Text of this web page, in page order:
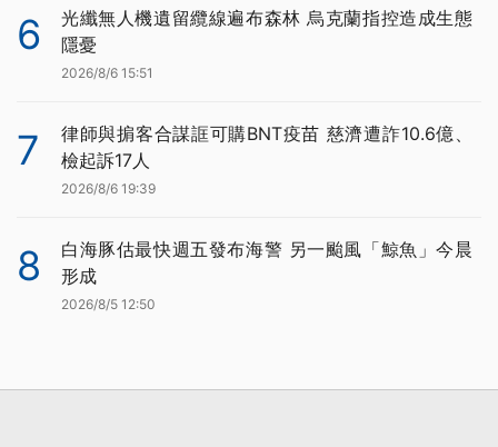
6
光纖無人機遺留纜線遍布森林 烏克蘭指控造成生態
隱憂
2026/8/6 15:51
7
律師與掮客合謀誆可購BNT疫苗 慈濟遭詐10.6億、
檢起訴17人
2026/8/6 19:39
8
白海豚估最快週五發布海警 另一颱風「鯨魚」今晨
形成
2026/8/5 12:50